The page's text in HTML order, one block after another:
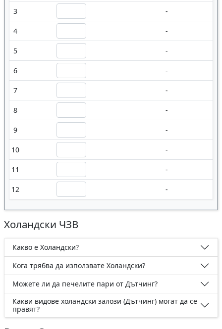
3 -
4 -
5 -
6 -
7 -
8 -
9 -
10 -
11 -
12 -
Холандски ЧЗВ
Какво е Холандски?
Кога трябва да използвате Холандски?
Можете ли да печелите пари от Дътчинг?
Какви видове холандски залози (Дътчинг) могат да се
правят?